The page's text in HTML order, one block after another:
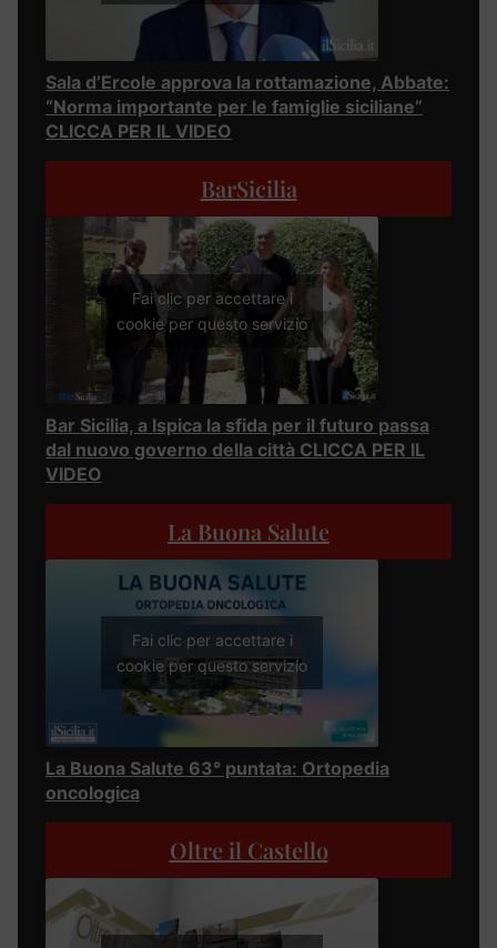
Sala d’Ercole approva la rottamazione, Abbate:
“Norma importante per le famiglie siciliane”
CLICCA PER IL VIDEO
BarSicilia
Fai clic per accettare i
cookie per questo servizio
Bar Sicilia, a Ispica la sfida per il futuro passa
dal nuovo governo della città CLICCA PER IL
VIDEO
La Buona Salute
Fai clic per accettare i
cookie per questo servizio
La Buona Salute 63° puntata: Ortopedia
oncologica
Oltre il Castello